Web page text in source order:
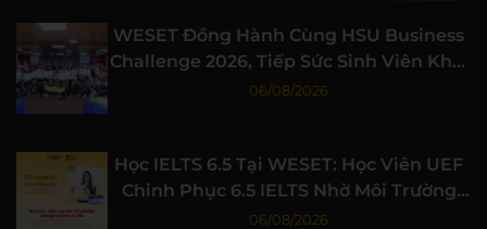
WESET Đồng Hành Cùng HSU Business
Challenge 2026, Tiếp Sức Sinh Viên Khởi
Nghiệp
06/08/2026
Học IELTS 6.5 Tại WESET: Học Viên UEF
Chinh Phục 6.5 IELTS Nhờ Môi Trường
Học Tập Chất Lượng
06/08/2026